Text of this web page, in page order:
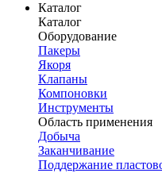
Каталог
Каталог
Оборудование
Пакеры
Якоря
Клапаны
Компоновки
Инструменты
Область применения
Добыча
Заканчивание
Поддержание